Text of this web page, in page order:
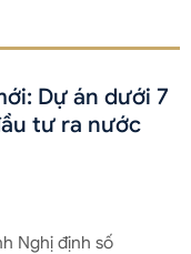
Dự án dưới 7
tư ra nước
Nghị định số